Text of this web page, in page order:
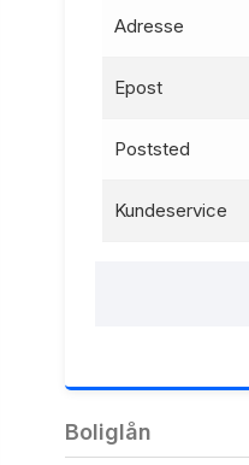
Adresse
Epost
Poststed
Kundeservice
Boliglån